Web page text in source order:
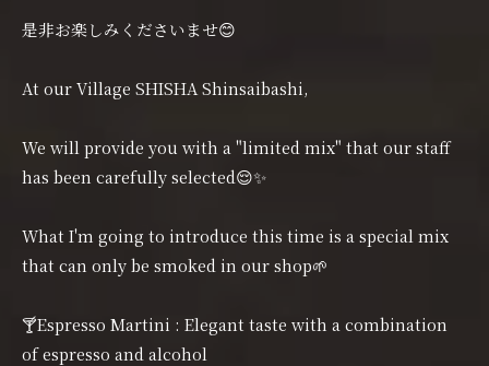
是非お楽しみくださいませ😊
At our Village SHISHA Shinsaibashi,
We will provide you with a "limited mix" that our staff
has been carefully selected😌✨
What I'm going to introduce this time is a special mix
that can only be smoked in our shop🌱
🍸Espresso Martini : Elegant taste with a combination
of espresso and alcohol